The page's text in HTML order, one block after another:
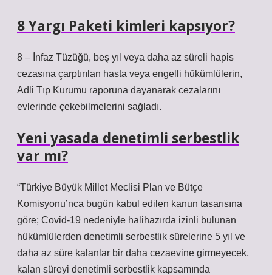
8 Yargı Paketi kimleri kapsıyor?
8 – İnfaz Tüzüğü, beş yıl veya daha az süreli hapis
cezasına çarptırılan hasta veya engelli hükümlülerin,
Adli Tıp Kurumu raporuna dayanarak cezalarını
evlerinde çekebilmelerini sağladı.
Yeni yasada denetimli serbestlik
var mı?
“Türkiye Büyük Millet Meclisi Plan ve Bütçe
Komisyonu’nca bugün kabul edilen kanun tasarısına
göre; Covid-19 nedeniyle halihazırda izinli bulunan
hükümlülerden denetimli serbestlik sürelerine 5 yıl ve
daha az süre kalanlar bir daha cezaevine girmeyecek,
kalan süreyi denetimli serbestlik kapsamında